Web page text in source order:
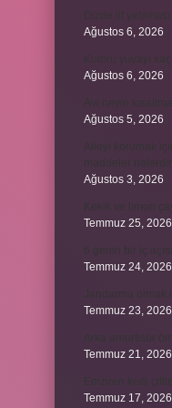
Ağustos 6, 2026
Ağustos 6, 2026
Ağustos 5, 2026
Ağustos 3, 2026
Temmuz 25, 2026
Temmuz 24, 2026
Temmuz 23, 2026
Temmuz 21, 2026
Temmuz 17, 2026